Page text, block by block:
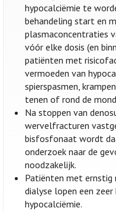
hypocalciëmie te
behandeling start en
plasmaconcentraties
vóór elke dosis (en
patiënten met
vermoeden van
spierspasmen,
tenen of rond de
Na stoppen van
wervelfracturen
bisfosfonaat wordt
onderzoek naar de
noodzakelijk.
Patiënten met ernstig
dialyse lopen een
hypocalciëmie.